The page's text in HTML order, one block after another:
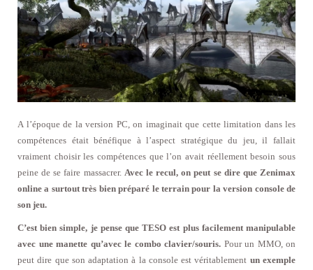
A l’époque de la version PC, on imaginait que cette limitation dans les
compétences était bénéfique à l’aspect stratégique du jeu, il fallait
vraiment choisir les compétences que l’on avait réellement besoin sous
peine de se faire massacrer. Avec le recul, on peut se dire que Zenimax
online a surtout très bien préparé le terrain pour la version console de
son jeu.
C’est bien simple, je pense que TESO est plus facilement manipulable
avec une manette qu’avec le combo clavier/souris. Pour un MMO, on
peut dire que son adaptation à la console est véritablement un exemple